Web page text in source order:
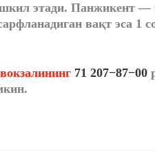
этади. Панжикент
вақт эса 1
71 207−87−00